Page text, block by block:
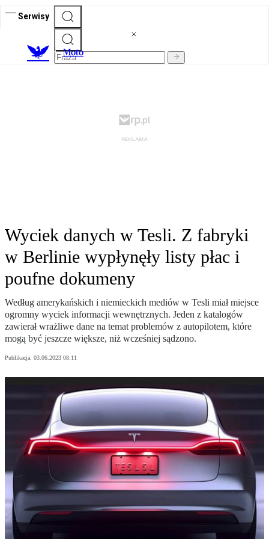
Serwisy
Moto
Wyciek danych w Tesli. Z fabryki
w Berlinie wypłynęły listy płac i
poufne dokumeny
Według amerykańskich i niemieckich mediów w Tesli miał miejsce
ogromny wyciek informacji wewnętrznych. Jeden z katalogów
zawierał wrażliwe dane na temat problemów z autopilotem, które
mogą być jeszcze większe, niż wcześniej sądzono.
Publikacja: 03.06.2023 08:11